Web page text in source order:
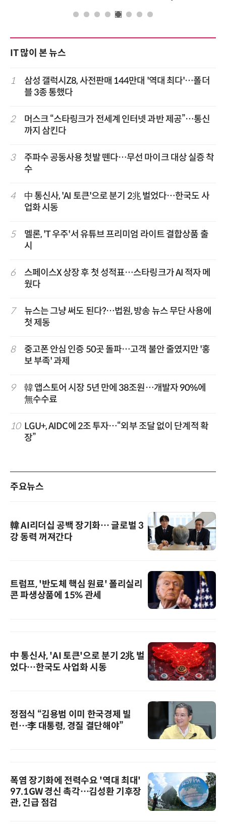
IT 많이 본 뉴스
1
삼성 갤럭시Z8, 사전판매 144만대 '역대 최다'…폴더
블 3종 통했다
2
머스크 “스타링크가 전세계 인터넷 과반 제공”…통신
까지 삼킨다
3
주파수 공동사용 첫발 뗀다…무선 마이크 대상 실증 착
수
4
中 통신사, 'AI 토큰'으로 분기 2兆 벌었다…한국도 사
업화 시동
5
멜론, 'T 우주'서 유튜브 프리미엄 라이트 결합상품 출
시
6
스페이스X 상장 후 첫 성적표…스타링크가 AI 적자 메
웠다
7
뉴스는 그냥 써도 된다?…법원, 방송 뉴스 무단 사용에
첫 제동
8
중고폰 안심 인증 50곳 돌파…고객 불안 줄였지만 '홍
보 부족' 과제
9
韓 앱스토어 시장 5년 만에 38조원…개발자 90%에
無수수료
10 LGU+, AIDC에 2조 투자…“외부 조달 없이 단계적 확
장”
주요뉴스
韓 AI리더십 공백 장기화… 글로벌 3
강 동력 꺼져간다
트럼프, '반도체 핵심 원료' 폴리실리
콘 파생상품에 15% 관세
中 통신사, 'AI 토큰'으로 분기 2兆 벌
었다…한국도 사업화 시동
정점식 “김용범 이미 한국경제 빌
런…李 대통령, 경질 결단해야”
폭염 장기화에 전력수요 '역대 최대'
97.1GW 경신 촉각…김성환 기후장
관, 긴급 점검